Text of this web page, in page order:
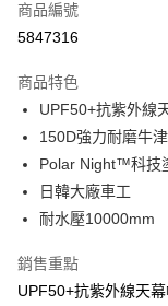
LINE Pay
街口支付
悠遊付
AFTEE先享後付
相關說明
AFTEE先享後付是「在
便利好安心！
１．簡單：不需註冊會
ATM付款
商品編號
5847316
商品特色
UPF50+抗紫外線
150D強力耐磨牛
Polar Night™科技
日韓大廠車工
耐水壓10000mm
銷售重點
UPF50+抗紫外線天